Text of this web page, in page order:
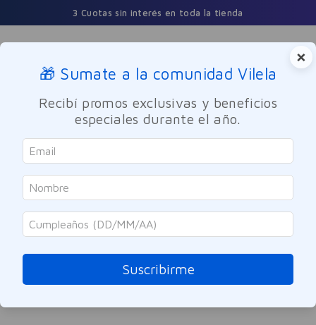
3 Cuotas sin interés en toda la tienda
Buscar
ORDENAR POR
0PRODUCTOS
OOPS!
No se encontró ningún producto
×
🎁 Sumate a la comunidad Vilela
Recibí promos exclusivas y beneficios
especiales durante el año.
Suscribirme